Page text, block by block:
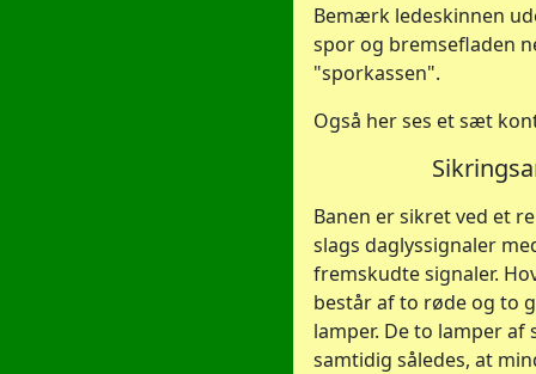
Bemærk ledeskinnen
spor og bremsefladen
"sporkassen".
Også her ses et sæt
Banen er sikret ved et
slags daglyssignaler
fremskudte signaler.
består af to røde og to
lamper. De to lamper af
samtidig således, at